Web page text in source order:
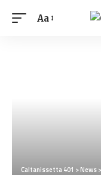
Aa
Caltanissetta 401 >News>